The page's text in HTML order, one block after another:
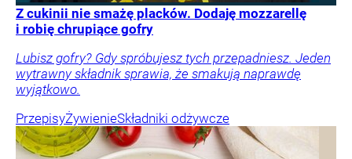
Z cukinii nie smażę placków. Dodaję mozzarellę
i robię chrupiące gofry
Lubisz gofry? Gdy spróbujesz tych przepadniesz. Jeden
wytrawny składnik sprawia, że smakują naprawdę
wyjątkowo.
PrzepisyŻywienieSkładniki odżywcze